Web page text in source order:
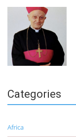
Categories
Africa